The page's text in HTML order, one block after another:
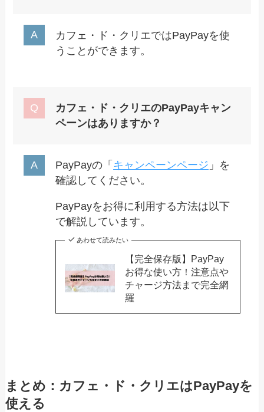
カフェ・ド・クリエではPayPayを使
うことができます。
カフェ・ド・クリエのPayPayキャン
ペーンはありますか？
PayPayの「 キャンペーンページ 」を
確認してください。
PayPayをお得に利用する方法は以下
で解説しています。
あわせて読みたい
【完全保存版】PayPay
お得な使い方！注意点や
チャージ方法まで完全網
羅
まとめ：カフェ・ド・クリエはPayPayを
使える